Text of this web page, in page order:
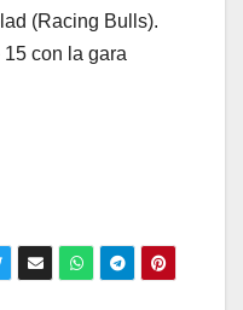
(Racing Bulls).
con la gara